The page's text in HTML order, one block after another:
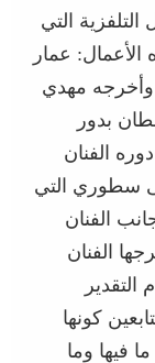
التي
عمار
بين الخدمة والدار الذي أنتج سنة 1997 وأخرجه مهدي
بدور
الفنان
سطوري التي
الفنان
الفنان
كونها
فيها وما